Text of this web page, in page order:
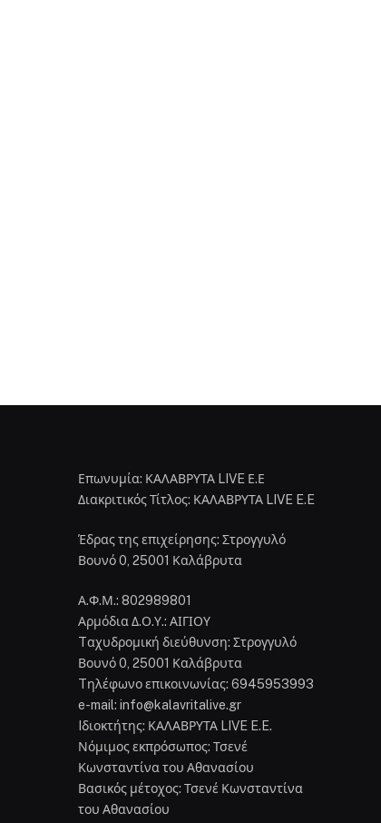
Επωνυμία: ΚΑΛΑΒΡΥΤΑ LIVE Ε.Ε
Διακριτικός Τίτλος: ΚΑΛΑΒΡΥΤΑ LIVE E.E
Έδρας της επιχείρησης: Στρογγυλό
Βουνό 0, 25001 Καλάβρυτα
Α.Φ.Μ.: 802989801
Αρμόδια Δ.Ο.Υ.: ΑΙΓΙΟΥ
Tαχυδρομική διεύθυνση: Στρογγυλό
Βουνό 0, 25001 Καλάβρυτα
Tηλέφωνο επικοινωνίας: 6945953993
e-mail: info@kalavritalive.gr
Iδιοκτήτης: ΚΑΛΑΒΡΥΤΑ LIVE E.E.
Νόμιμος εκπρόσωπος: Τσενέ
Κωνσταντίνα του Αθανασίου
Βασικός μέτοχος: Τσενέ Κωνσταντίνα
του Αθανασίου